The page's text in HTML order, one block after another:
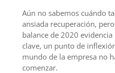
Aún no sabemos cuándo
ansiada recuperación,
balance de 2020
clave, un punto de
mundo de la empresa no
comenzar.